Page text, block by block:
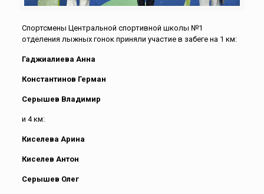
Спортсмены Центральной спортивной школы №1
отделения лыжных гонок приняли участие в забеге на 1 км:
Гаджиалиева Анна
Константинов Герман
Серышев Владимир
и 4 км:
Киселева Арина
Киселев Антон
Серышев Олег